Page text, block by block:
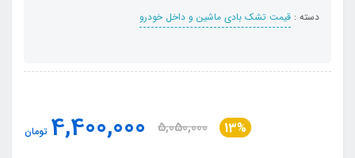
دسته : قیمت تشک بادی ماشین و داخل خودرو
13%
5,050,000
4,400,000 تومان